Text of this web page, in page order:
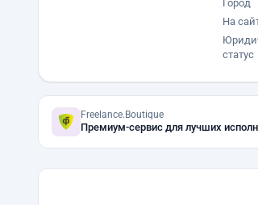
Город
На
статус
Freelance.Boutique
Премиум-сервис для лучших